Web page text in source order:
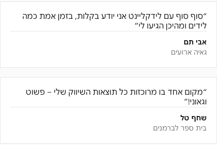
“סוף סוף עם לידקליינט אני יודע בקלות, בזמן אמת כמה
לידים ומהיכן הגיעו לי”
אבי תם
גאיה ארועים
“מקום אחד בו מרוכזות כל תוצאות השיווק שלי – פשוט
וגאוני!”
שחף טל
בית ספר לברמנים